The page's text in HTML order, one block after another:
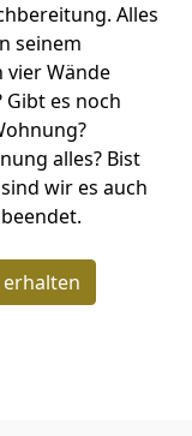
Alles
seinem
vier Wände
es noch
alles? Bist
wir es auch